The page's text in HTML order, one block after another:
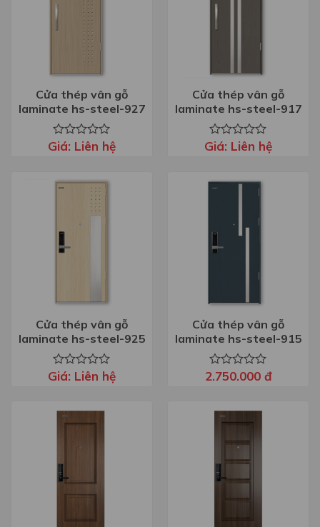
Cửa thép vân gỗ
laminate hs-steel-927
Được
0
5
Giá: Liên hệ
Cửa thép vân gỗ
laminate hs-steel-917
Được
0
5
Giá: Liên hệ
Cửa thép vân gỗ
laminate hs-steel-925
Được
0
Giá: Liên hệ
Cửa thép vân gỗ
laminate hs-steel-915
Được
0
2.750.000 đ